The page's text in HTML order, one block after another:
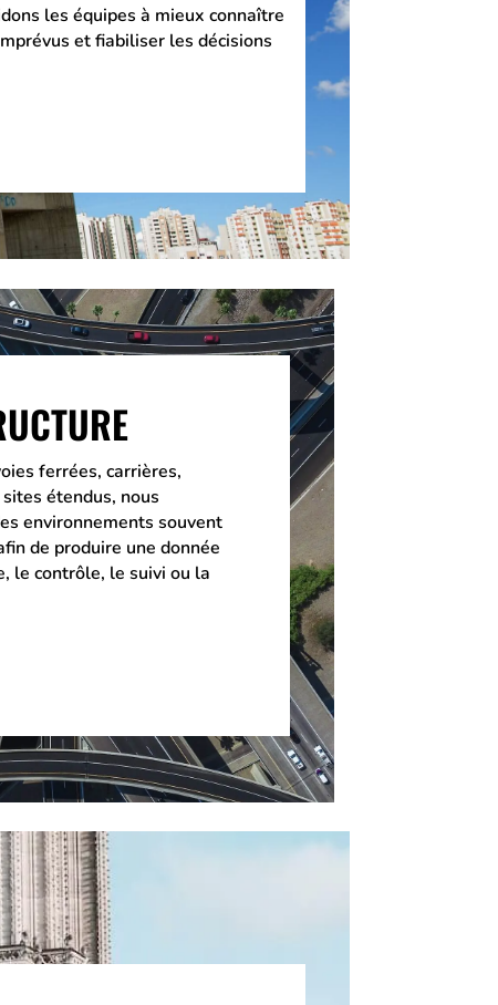
les équipes à mieux connaître
et fiabiliser les décisions
ferrées, carrières,
étendus, nous
environnements souvent
de produire une donnée
le contrôle, le suivi ou la